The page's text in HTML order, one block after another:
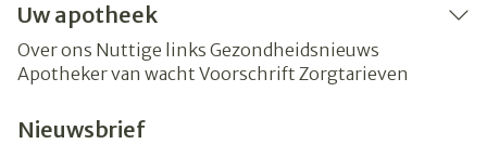
Uw apotheek
Over ons Nuttige links Gezondheidsnieuws
Apotheker van wacht Voorschrift Zorgtarieven
Nieuwsbrief